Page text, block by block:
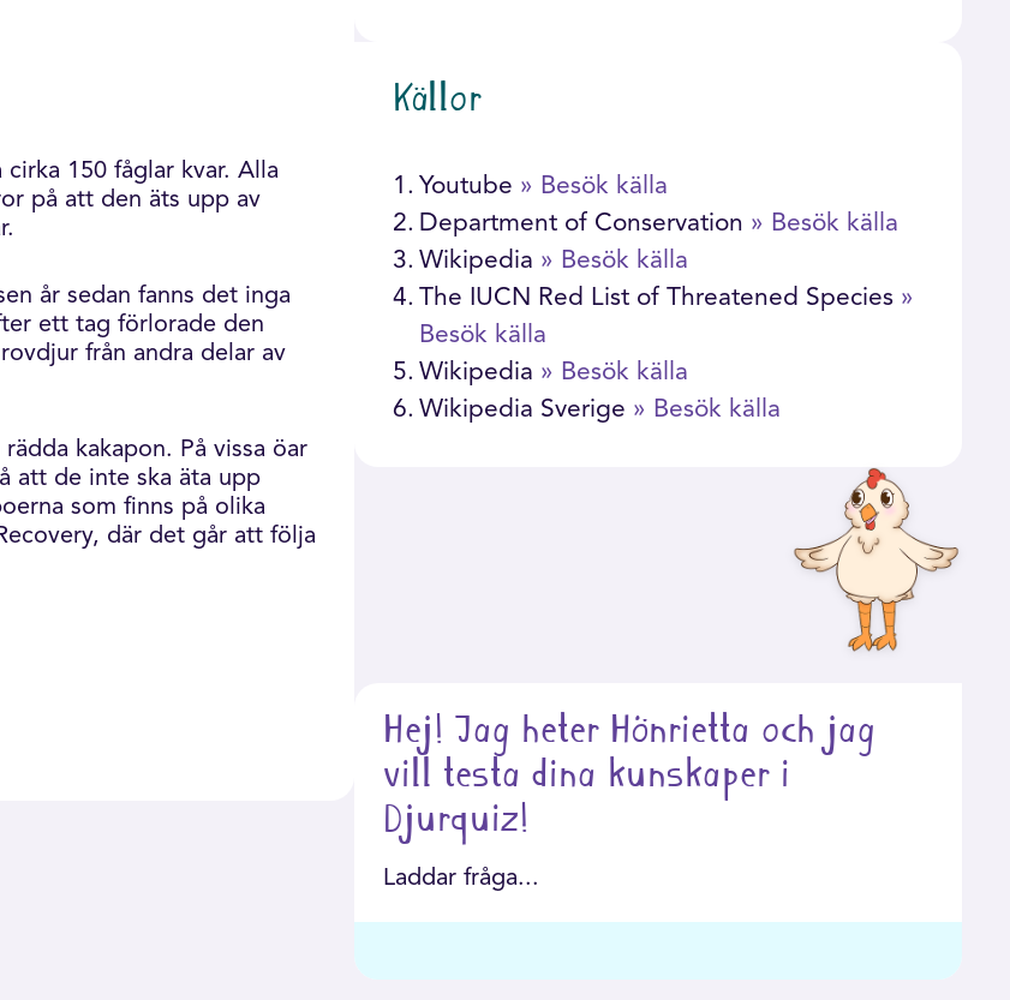
150 fåglar kvar. Alla
på att den äts upp av
år sedan fanns det inga
ett tag förlorade den
från andra delar av
kakapon. På vissa öar
att de inte ska äta upp
som finns på olika
där det går att följa
Källor
1. Youtube » Besök källa
2. Department of Conservation » Besök källa
3. Wikipedia » Besök källa
4.
The IUCN Red List of Threatened Species »
Besök källa
5. Wikipedia » Besök källa
6. Wikipedia Sverige » Besök källa
Hej! Jag heter Hönrietta och jag
vill testa dina kunskaper i
Djurquiz!
Laddar fråga...